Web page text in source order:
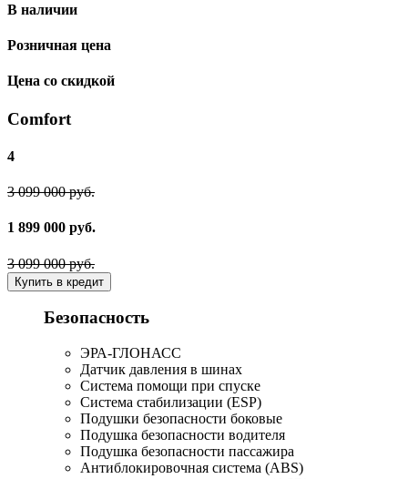
В наличии
Розничная цена
Цена со скидкой
Comfort
4
3 099 000 руб.
1 899 000 руб.
3 099 000 руб.
Купить в кредит
Безопасность
ЭРА-ГЛОНАСС
Датчик давления в шинах
Система помощи при спуске
Система стабилизации (ESP)
Подушки безопасности боковые
Подушка безопасности водителя
Подушка безопасности пассажира
Антиблокировочная система (ABS)